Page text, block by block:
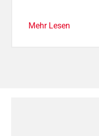
Mehr Lesen